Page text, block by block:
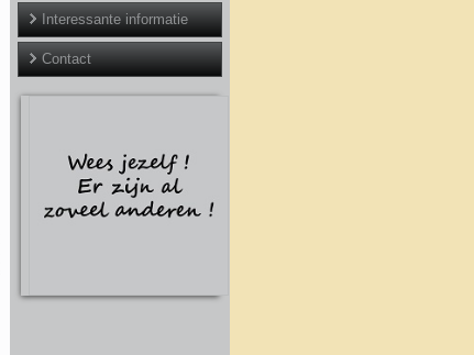
Interessante informatie
Contact